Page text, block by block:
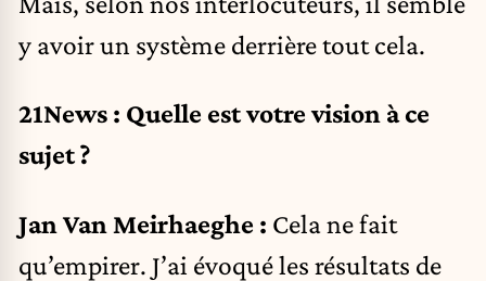
y avoir un système derrière tout cela.
21News : Quelle est votre vision à ce
sujet ?
Jan Van Meirhaeghe : Cela ne fait
qu’empirer. J’ai évoqué les résultats de